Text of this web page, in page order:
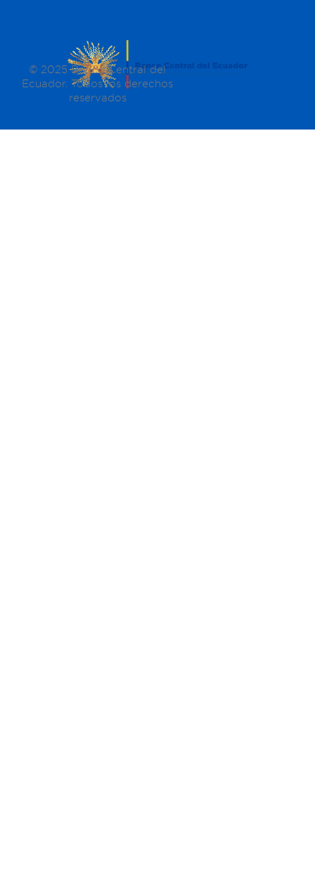
© 2025 Banco Central del
Ecuador. Todos los derechos
reservados